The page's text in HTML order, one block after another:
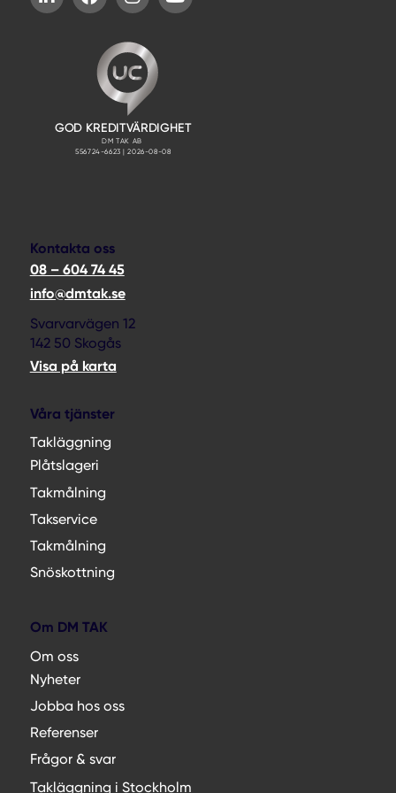
Kontakta oss
08 – 604 74 45
info@dmtak.se
Svarvarvägen 12
142 50 Skogås
Visa på karta
Våra tjänster
Takläggning
Plåtslageri
Takmålning
Takservice
Takmålning
Snöskottning
Om DM TAK
Om oss
Nyheter
Jobba hos oss
Referenser
Frågor & svar
Takläggning i Stockholm